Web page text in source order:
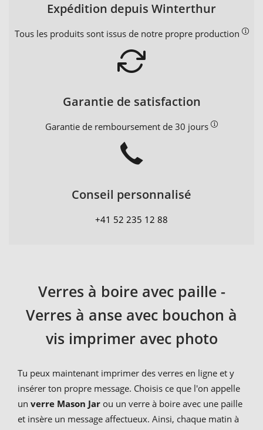
Expédition depuis Winterthur
Tous les produits sont issus de notre propre production
Garantie de satisfaction
Garantie de remboursement de 30 jours
Conseil personnalisé
+41 52 235 12 88
Verres à boire avec paille -
Verres à anse avec bouchon à
vis imprimer avec photo
Tu peux maintenant imprimer des verres en ligne et y
insérer ton propre message. Choisis ce que l'on appelle
un verre Mason Jar ou un verre à boire avec une paille
et insère un message affectueux. Ainsi, chaque matin à